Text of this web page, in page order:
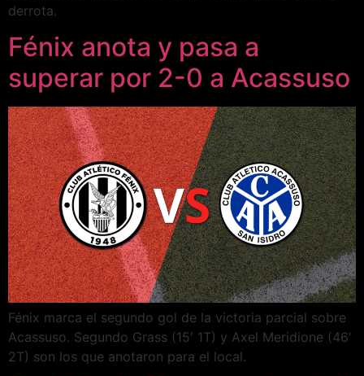
derrota.
Fénix anota y pasa a
superar por 2-0 a Acassuso
Fénix marca el segundo gol de la victoria parcial sobre
Acassuso. Segundo Grass (15′ 1T) y Axel Meridione (46′
2T) son los que anotaron para el local.